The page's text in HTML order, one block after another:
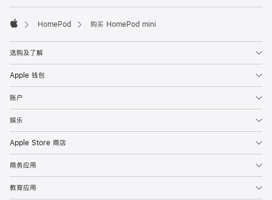
HomePod 购买 HomePod mini
选购及了解
Apple 钱包
账户
娱乐
Apple Store 商店
商务应用
教育应用